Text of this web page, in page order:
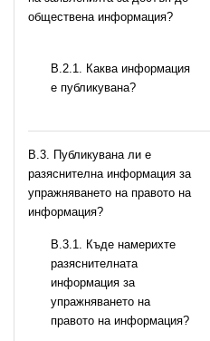
обществена информация?
B.2.1. Каква информация
е публикувана?
В.3. Публикувана ли е
разяснителна информация за
упражняването на правото на
информация?
В.3.1. Къде намерихте
разяснителната
информация за
упражняването на
правото на информация?